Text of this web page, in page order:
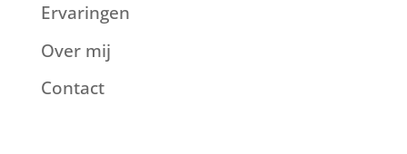
Ervaringen
Over mij
Contact